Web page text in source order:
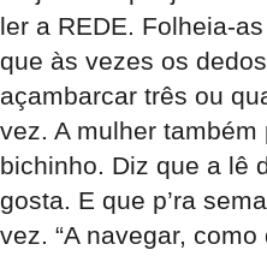
ler a REDE. Folheia-
que às vezes os
açambarcar três ou
vez. A mulher
bichinho. Diz que a lê
gosta. E que p’ra
vez. “A navegar,